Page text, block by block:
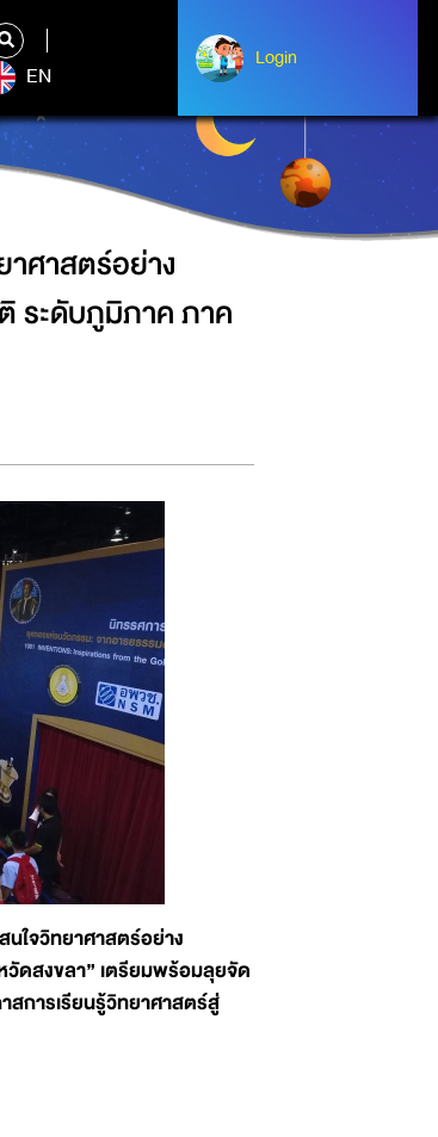
EN
Login
Login
มหกรรมวิทยาศาสตร์และ
าศาสตร์อย่าง
ระดับภูมิภาค ภาค
นใจวิทยาศาสตร์อย่าง
วัดสงขลา” เตรียมพร้อมลุยจัด
สการเรียนรู้วิทยาศาสตร์สู่